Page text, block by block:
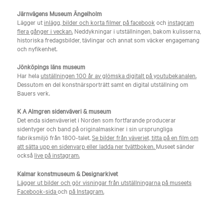
Järnvägens Museum Ängelholm
Lägger ut inlägg, bilder och korta filmer på facebook och instagram
flera gånger i veckan. Neddykningar i utställningen, bakom kulisserna,
historiska fredagsbilder, tävlingar och annat som väcker engagemang
och nyfikenhet.
Jönköpings läns museum
Har hela utställningen 100 år av glömska digitalt på youtubekanalen.
Dessutom en del konstnärsporträtt samt en digital utställning om
Bauers verk.
K A Almgren sidenväveri & museum
Det enda sidenväveriet i Norden som fortfarande producerar
sidentyger och band på originalmaskiner i sin ursprungliga
fabriksmiljö från 1800-talet.Se bilder från väveriet, titta på en film om
att sätta upp en sidenvarp eller ladda ner tvättboken. Museet sänder
också live på instagram.
Kalmar konstmuseum & Designarkivet
Lägger ut bilder och gör visningar från utställningarna på museets
Facebook-sidaoch på Instagram.